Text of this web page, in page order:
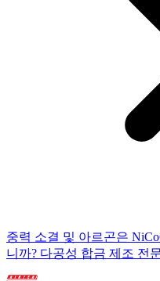
중력 소결 및 아르곤은
니까? 다공성 합금 제조 전